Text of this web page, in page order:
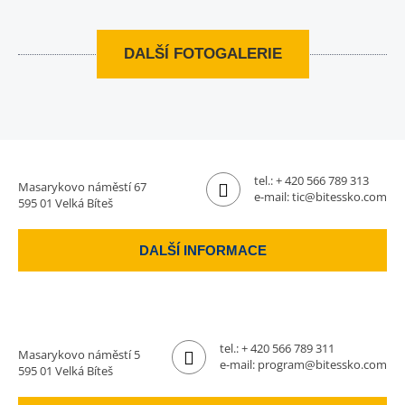
DALŠÍ FOTOGALERIE
Masarykovo náměstí 67
595 01 Velká Bíteš
tel.:+ 420 566 789 313
e-mail:tic@bitessko.com
DALŠÍ INFORMACE
Masarykovo náměstí 5
595 01 Velká Bíteš
tel.:+ 420 566 789 311
e-mail: program@bitessko.com